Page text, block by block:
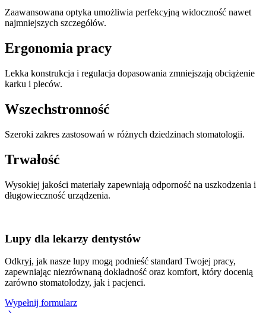
Zaawansowana optyka umożliwia perfekcyjną widoczność nawet
najmniejszych szczegółów.
Ergonomia pracy
Lekka konstrukcja i regulacja dopasowania zmniejszają obciążenie
karku i pleców.
Wszechstronność
Szeroki zakres zastosowań w różnych dziedzinach stomatologii.
Trwałość
Wysokiej jakości materiały zapewniają odporność na uszkodzenia i
długowieczność urządzenia.
Lupy dla lekarzy dentystów
Odkryj, jak nasze lupy mogą podnieść standard Twojej pracy,
zapewniając niezrównaną dokładność oraz komfort, który docenią
zarówno stomatolodzy, jak i pacjenci.
Wypełnij formularz